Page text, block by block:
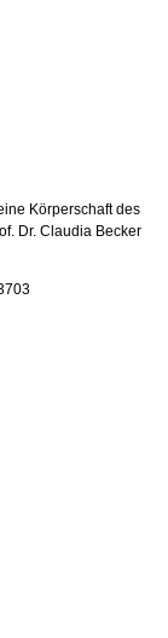
Körperschaft des
Dr. Claudia Becker